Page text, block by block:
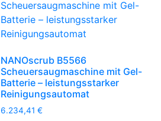
NANOscrub B5566
Scheuersaugmaschine mit Gel-
Batterie – leistungsstarker
Reinigungsautomat
6.234,41 €